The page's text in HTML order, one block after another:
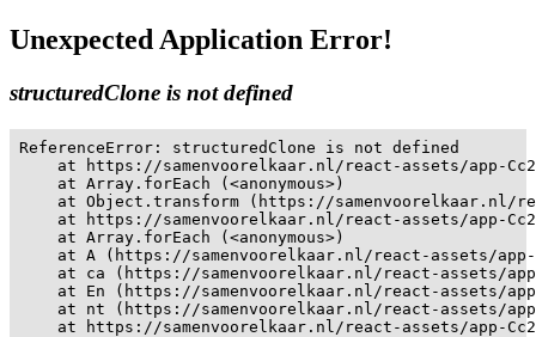
Unexpected Application Error!
structuredClone is not defined
ReferenceError: structuredClone is not defined
at https://samenvoorelkaar.nl/react-assets/app-
    at Array.forEach (<anonymous>)
at Object.transform (https://samenvoorelkaar.nl/
at https://samenvoorelkaar.nl/react-assets/app-
    at Array.forEach (<anonymous>)
at A (https://samenvoorelkaar.nl/react-assets/
at ca (https://samenvoorelkaar.nl/react-assets/
at En (https://samenvoorelkaar.nl/react-assets/
at nt (https://samenvoorelkaar.nl/react-assets/
at https://samenvoorelkaar.nl/react-assets/app-